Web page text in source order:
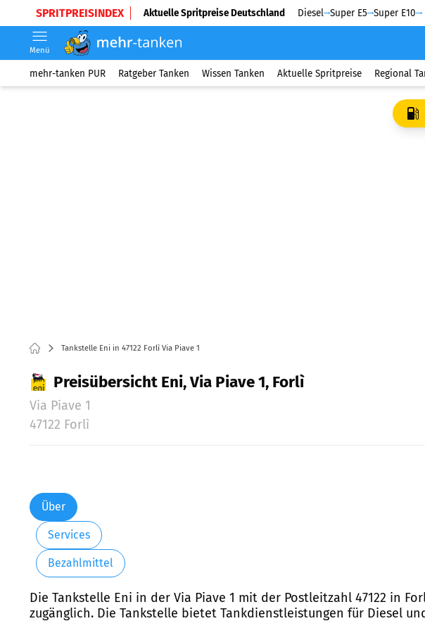
SPRITPREISINDEX Aktuelle Spritpreise Deutschland Diesel Super E5 Super E10
Menü
mehr-tanken PUR Ratgeber Tanken Wissen Tanken Aktuelle Spritpreise Regional
Tankstelle Eni in 47122 Forlì Via Piave 1
Preisübersicht Eni, Via Piave 1, Forlì
Via Piave 1
47122 Forlì
Über
Services
Bezahlmittel
Die Tankstelle Eni in der Via Piave 1 mit der Postleitzahl 47122 in
zugänglich. Die Tankstelle bietet Tankdienstleistungen für Diesel